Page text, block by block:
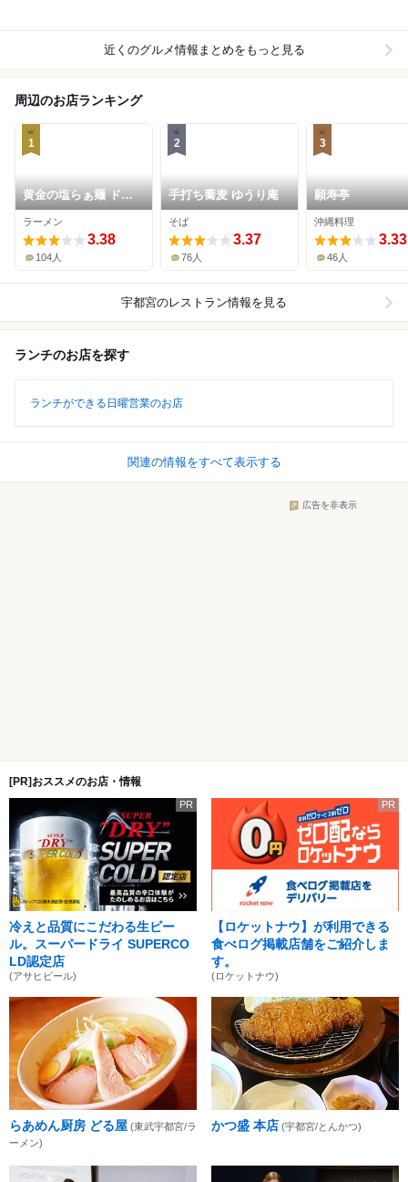
近くのグルメ情報まとめをもっと見る
周辺のお店ランキング
1
黄金の塩らぁ麺 ドゥ
エ イタリアン 宇都宮
店
ラーメン
3.38
104人
2
手打ち蕎麦 ゆうり庵
そば
3.37
76人
3
願寿亭
沖縄料理
3.33
46人
宇都宮のレストラン情報を見る
ランチのお店を探す
ランチができる日曜営業のお店
関連の情報をすべて表示する
広告を非表示
[PR]おススメのお店・情報
PR
冷えと品質にこだわる生ビー
ル。スーパードライ SUPERCO
LD認定店
(アサヒビール)
PR
【ロケットナウ】が利用できる
食べログ掲載店舗をご紹介しま
す。
(ロケットナウ)
らあめん厨房 どる屋 (東武宇都宮/ラ
ーメン)
かつ盛 本店 (宇都宮/とんかつ)